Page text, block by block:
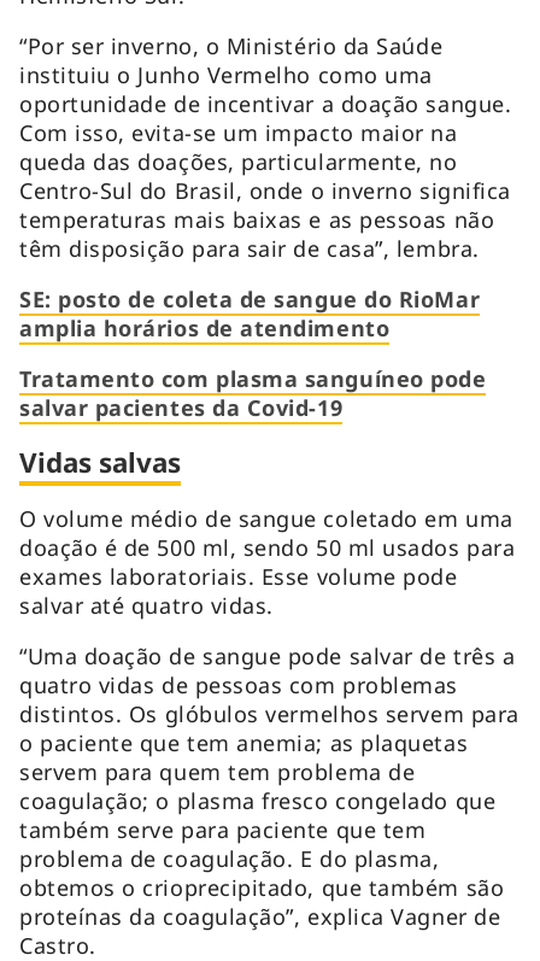
“Por ser inverno, o Ministério da Saúde
instituiu o Junho Vermelho como uma
oportunidade de incentivar a doação sangue.
Com isso, evita-se um impacto maior na
queda das doações, particularmente, no
Centro-Sul do Brasil, onde o inverno significa
temperaturas mais baixas e as pessoas não
têm disposição para sair de casa”, lembra.
SE: posto de coleta de sangue do RioMar
amplia horários de atendimento
Tratamento com plasma sanguíneo pode
salvar pacientes da Covid-19
Vidas salvas
O volume médio de sangue coletado em uma
doação é de 500 ml, sendo 50 ml usados para
exames laboratoriais. Esse volume pode
salvar até quatro vidas.
“Uma doação de sangue pode salvar de três a
quatro vidas de pessoas com problemas
distintos. Os glóbulos vermelhos servem para
o paciente que tem anemia; as plaquetas
servem para quem tem problema de
coagulação; o plasma fresco congelado que
também serve para paciente que tem
problema de coagulação. E do plasma,
obtemos o crioprecipitado, que também são
proteínas da coagulação”, explica Vagner de
Castro.